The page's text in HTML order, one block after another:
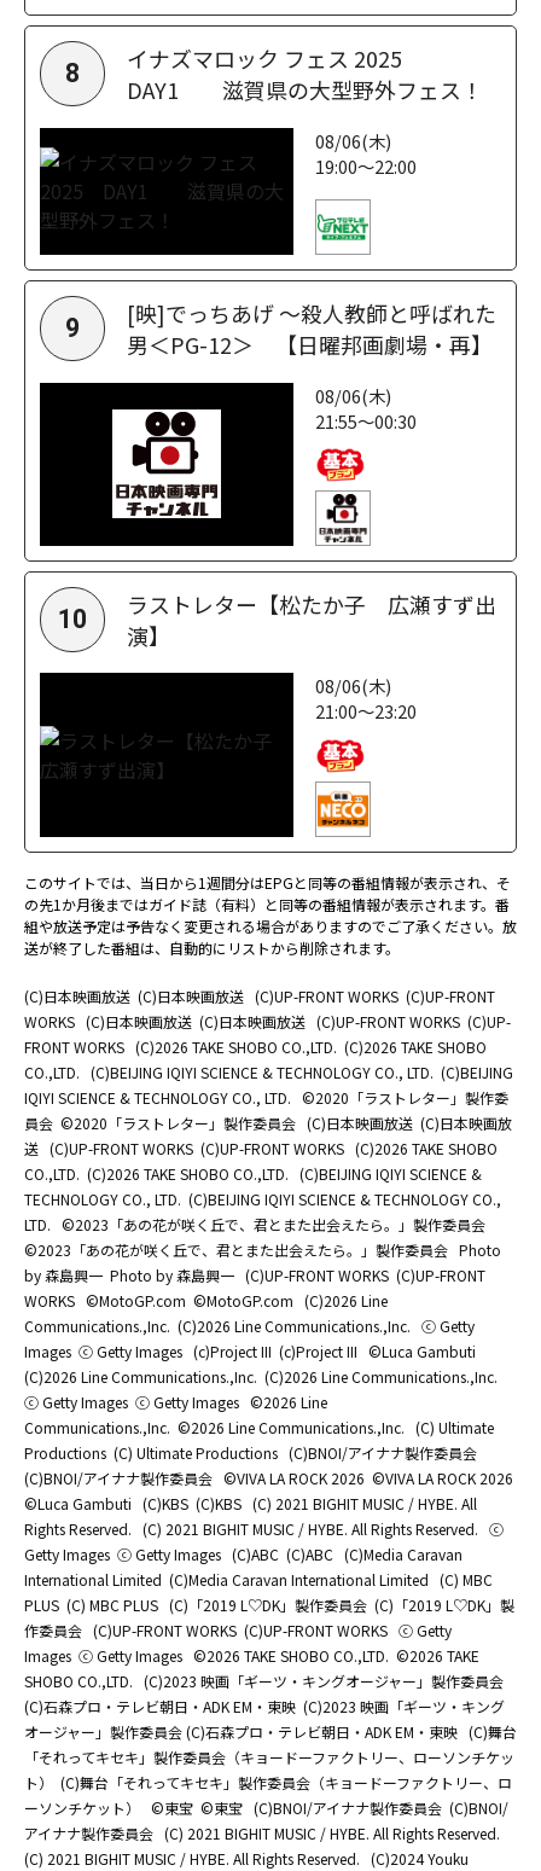
8
イナズマロック フェス 2025
DAY1 滋賀県の大型野外フェス！
08/06(木)
19:00～22:00
9
[映]でっちあげ ～殺人教師と呼ばれた
男＜PG-12＞ 【日曜邦画劇場・再】
08/06(木)
21:55～00:30
10
ラストレター【松たか子 広瀬すず出
演】
08/06(木)
21:00～23:20
このサイトでは、当日から1週間分はEPGと同等の番組情報が表示され、そ
の先1か月後まではガイド誌（有料）と同等の番組情報が表示されます。番
組や放送予定は予告なく変更される場合がありますのでご了承ください。放
送が終了した番組は、自動的にリストから削除されます。
(C)日本映画放送 (C)日本映画放送 (C)UP-FRONT WORKS (C)UP-FRONT
WORKS (C)日本映画放送 (C)日本映画放送 (C)UP-FRONT WORKS (C)UP-
FRONT WORKS (C)2026 TAKE SHOBO CO.,LTD. (C)2026 TAKE SHOBO
CO.,LTD. (C)BEIJING IQIYI SCIENCE & TECHNOLOGY CO., LTD. (C)BEIJING
IQIYI SCIENCE & TECHNOLOGY CO., LTD. ©2020「ラストレター」製作委
員会 ©2020「ラストレター」製作委員会 (C)日本映画放送 (C)日本映画放
送 (C)UP-FRONT WORKS (C)UP-FRONT WORKS (C)2026 TAKE SHOBO
CO.,LTD. (C)2026 TAKE SHOBO CO.,LTD. (C)BEIJING IQIYI SCIENCE &
TECHNOLOGY CO., LTD. (C)BEIJING IQIYI SCIENCE & TECHNOLOGY CO.,
LTD. ©2023「あの花が咲く丘で、君とまた出会えたら。」製作委員会
©2023「あの花が咲く丘で、君とまた出会えたら。」製作委員会 Photo
by 森島興一 Photo by 森島興一 (C)UP-FRONT WORKS (C)UP-FRONT
WORKS ©MotoGP.com ©MotoGP.com (C)2026 Line
Communications.,Inc. (C)2026 Line Communications.,Inc. ⓒ Getty
Images ⓒ Getty Images (c)Project III (c)Project III ©Luca Gambuti
(C)2026 Line Communications.,Inc. (C)2026 Line Communications.,Inc.
ⓒ Getty Images ⓒ Getty Images ©2026 Line
Communications.,Inc. ©2026 Line Communications.,Inc. (C) Ultimate
Productions (C) Ultimate Productions (C)BNOI/アイナナ製作委員会
(C)BNOI/アイナナ製作委員会 ©️VIVA LA ROCK 2026 ©️VIVA LA ROCK 2026
©Luca Gambuti (C)KBS (C)KBS (C) 2021 BIGHIT MUSIC / HYBE. All
Rights Reserved. (C) 2021 BIGHIT MUSIC / HYBE. All Rights Reserved. ⓒ
Getty Images ⓒ Getty Images (C)ABC (C)ABC (C)Media Caravan
International Limited (C)Media Caravan International Limited (C) MBC
PLUS (C) MBC PLUS (C)「2019 L♡DK」製作委員会 (C)「2019 L♡DK」製
作委員会 (C)UP-FRONT WORKS (C)UP-FRONT WORKS ⓒ Getty
Images ⓒ Getty Images ©2026 TAKE SHOBO CO.,LTD. ©2026 TAKE
SHOBO CO.,LTD. (C)2023 映画「ギーツ・キングオージャー」製作委員会
(C)石森プロ・テレビ朝日・ADK EM・東映 (C)2023 映画「ギーツ・キング
オージャー」製作委員会 (C)石森プロ・テレビ朝日・ADK EM・東映 (C)舞台
「それってキセキ」製作委員会（キョードーファクトリー、ローソンチケッ
ト）
(C)舞台「それってキセキ」製作委員会（キョードーファクトリー、ロ
ーソンチケット）
©東宝 ©東宝 (C)BNOI/アイナナ製作委員会 (C)BNOI/
アイナナ製作委員会 (C) 2021 BIGHIT MUSIC / HYBE. All Rights Reserved.
(C) 2021 BIGHIT MUSIC / HYBE. All Rights Reserved. (C)2024 Youku